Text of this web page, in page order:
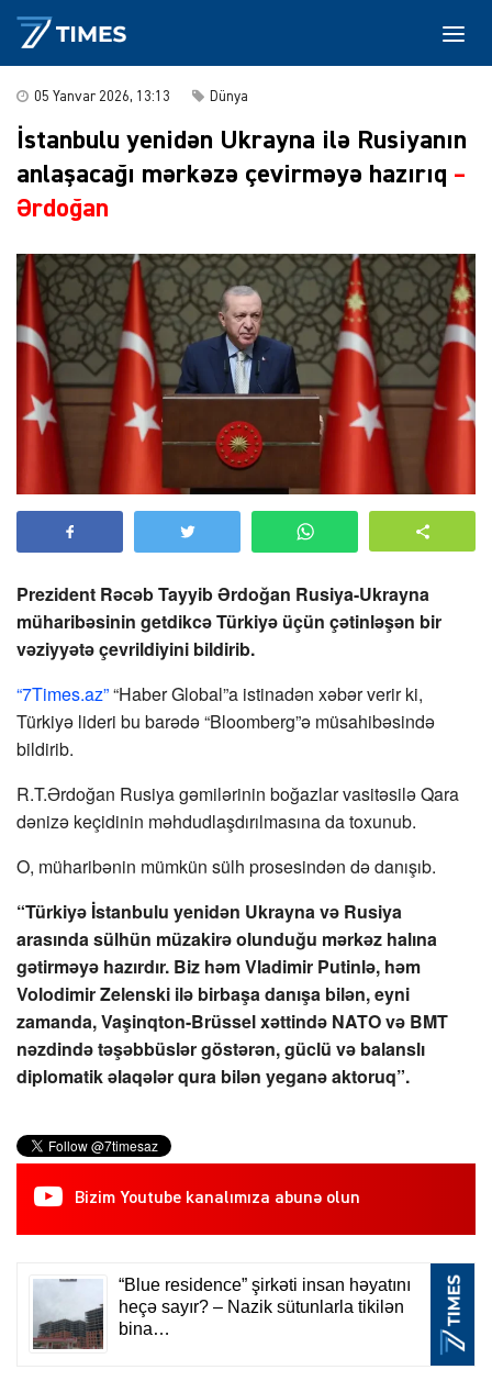
05 Yanvar 2026, 13:13 Dünya
İstanbulu yenidən Ukrayna ilə Rusiyanın
anlaşacağı mərkəzə çevirməyə hazırıq –
Ərdoğan
Prezident Rəcəb Tayyib Ərdoğan Rusiya-Ukrayna
müharibəsinin getdikcə Türkiyə üçün çətinləşən bir
vəziyyətə çevrildiyini bildirib.
“7Times.az”“Haber Global”a istinadən xəbər verir ki,
Türkiyə lideri bu barədə “Bloomberg”ə müsahibəsində
bildirib.
R.T.Ərdoğan Rusiya gəmilərinin boğazlar vasitəsilə Qara
dənizə keçidinin məhdudlaşdırılmasına da toxunub.
O, müharibənin mümkün sülh prosesindən də danışıb.
“Türkiyə İstanbulu yenidən Ukrayna və Rusiya
arasında sülhün müzakirə olunduğu mərkəz halına
gətirməyə hazırdır. Biz həm Vladimir Putinlə, həm
Volodimir Zelenski ilə birbaşa danışa bilən, eyni
zamanda, Vaşinqton-Brüssel xəttində NATO və BMT
nəzdində təşəbbüslər göstərən, güclü və balanslı
diplomatik əlaqələr qura bilən yeganə aktoruq”.
Bizim Youtube kanalımıza abunə olun